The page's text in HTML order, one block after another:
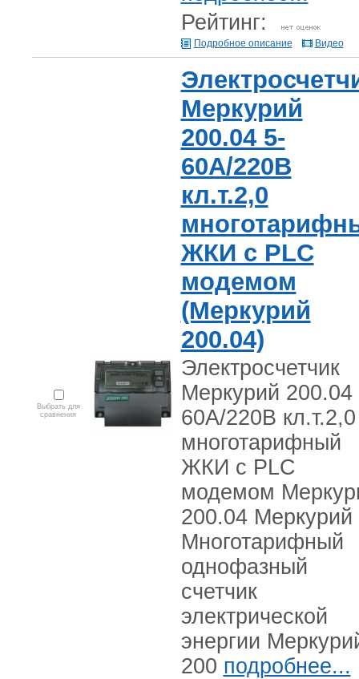
Рейтинг:
Подробное описание Видео
Выбрать для
сравнения
Меркурий
200.04 5-
60А/220В
кл.т.2,0
ЖКИ с PLC
модемом
(Меркурий
200.04)
Электросчетчик
Меркурий 200.04
60А/220В кл.т.2,0
многотарифный
ЖКИ с PLC
модемом
200.04 Меркурий
Многотарифный
однофазный
счетчик
электрической
энергии
200 подробнее...